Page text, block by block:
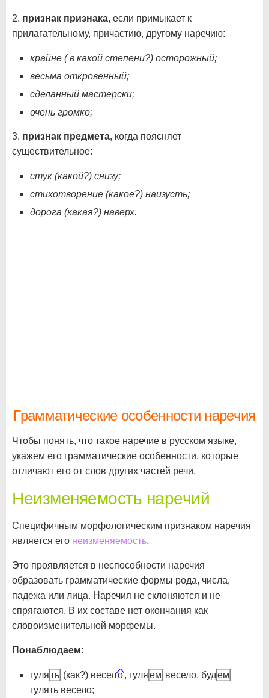
2. признак признака, если примыкает к
прилагательному, причастию, другому наречию:
крайне ( в какой степени?) осторожный;
весьма откровенный;
сделанный мастерски;
очень громко;
3. признак предмета, когда поясняет
существительное:
стук (какой?) снизу;
стихотворение (какое?) наизусть;
дорога (какая?) наверх.
Грамматические особенности наречия
Чтобы понять, что такое наречие в русском языке,
укажем его грамматические особенности, которые
отличают его от слов других частей речи.
Неизменяемость наречий
Специфичным морфологическим признаком наречия
является его неизменяемость.
Это проявляется в неспособности наречия
образовать грамматические формы рода, числа,
падежа или лица. Наречия не склоняются и не
спрягаются. В их составе нет окончания как
словоизменительной морфемы.
Понаблюдаем:
гулять (как?) весело, гуляем весело, будем
гулять весело;